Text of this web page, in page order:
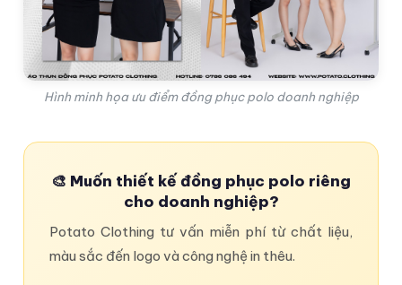
Hình minh họa ưu điểm đồng phục polo doanh nghiệp
🎨 Muốn thiết kế đồng phục polo riêng
cho doanh nghiệp?
Potato Clothing tư vấn miễn phí từ chất liệu,
màu sắc đến logo và công nghệ in thêu.